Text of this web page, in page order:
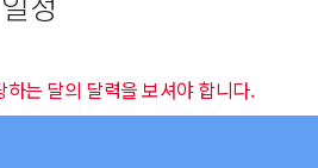
는 달의 달력을 보셔야 합니다.